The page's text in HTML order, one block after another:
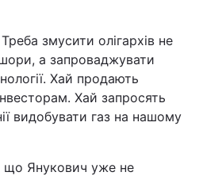
змусити олігархів не
а запроваджувати
Хай продають
Хай запросять
видобувати газ на нашому
що Янукович уже не